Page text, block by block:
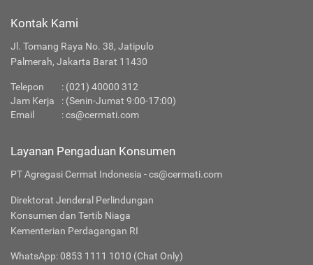
Kontak Kami
Jl. Tomang Raya No. 38, Jatipulo
Palmerah, Jakarta Barat 11430
Telepon : (021) 40000 312
Jam Kerja
: (Senin-Jumat 9:00-17:00)
Email
:cs@cermati.com
Layanan Pengaduan Konsumen
PT Agregasi Cermat Indonesia - cs@cermati.com
Direktorat Jenderal Perlindungan
Konsumen dan Tertib Niaga
Kementerian Perdagangan RI
WhatsApp: 0853 1111 1010 (Chat Only)